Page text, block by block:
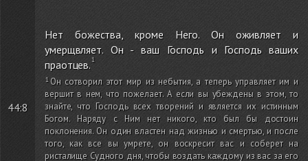
44:8
Нет божества, кроме Него. Он оживляет и
умерщвляет. Он - ваш Господь и Господь ваших
праотцев.
Он сотворил этот мир из небытия, а теперь управляет им и
вершит в нем, что пожелает. А если вы убеждены в этом, то
знайте, что Господь всех творений и является их истинным
Богом. Наряду с Ним нет никого, кто был бы достоин
поклонения. Он один властен над жизнью и смертью, и после
того, как все вы умрете, он воскресит вас и соберет на
ристалище Судного дня, чтобы воздать каждому из вас за его